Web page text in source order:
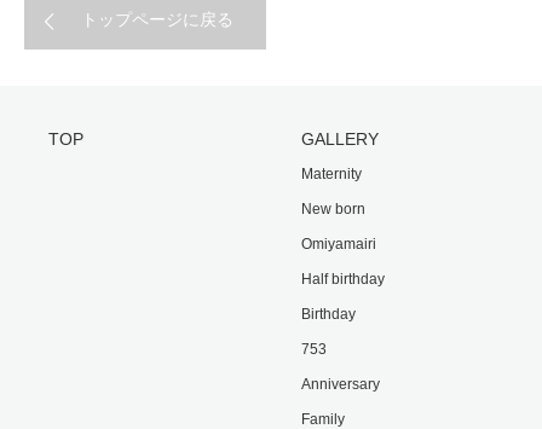
トップページに戻る
TOP GALLERY
Maternity
New born
Omiyamairi
Half birthday
Birthday
753
Anniversary
Family